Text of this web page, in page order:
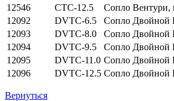
12546
CTC-12.5
Сопло Вентури,
12092
DVTC-6.5
Сопло Двойной
12093
DVTC-8.0
Сопло Двойной
12094
DVTC-9.5
Сопло Двойной
12095
DVTC-11.0 Сопло Двойной
12096
DVTC-12.5 Сопло Двойной
Вернуться